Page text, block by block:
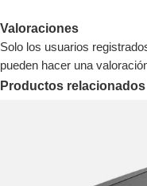
Valoraciones
Solo los usuarios
pueden hacer una
Productos relacionados